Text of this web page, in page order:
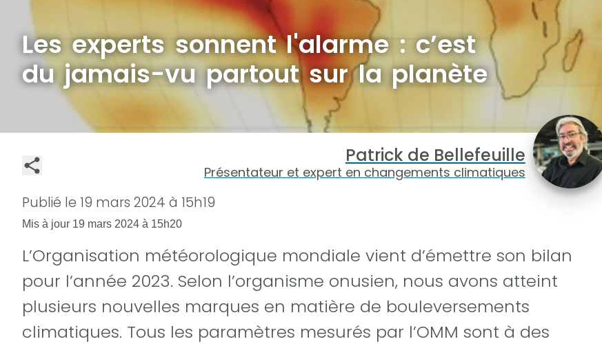
Les experts sonnent l'alarme : c’est
du jamais-vu partout sur la planète
Patrick de Bellefeuille
Présentateur et expert en changements climatiques
Publié le 19 mars 2024 à 15h19
Mis à jour 19 mars 2024 à 15h20
L’Organisation météorologique mondiale vient d’émettre son bilan
pour l’année 2023. Selon l’organisme onusien, nous avons atteint
plusieurs nouvelles marques en matière de bouleversements
climatiques. Tous les paramètres mesurés par l’OMM sont à des